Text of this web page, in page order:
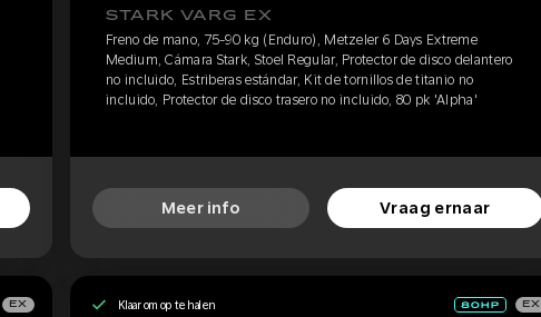
STARK VARG EX
Freno de mano, 75-90 kg (Enduro), Metzeler 6 Days Extreme
Medium, Cámara Stark, Stoel Regular, Protector de disco delantero
no incluido, Estriberas estándar, Kit de tornillos de titanio no
incluido, Protector de disco trasero no incluido, 80 pk 'Alpha'
Meer info Vraag ernaar
EX Klaar om op te halen EX